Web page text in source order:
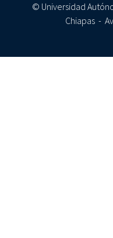
© Universidad
Chiapas -